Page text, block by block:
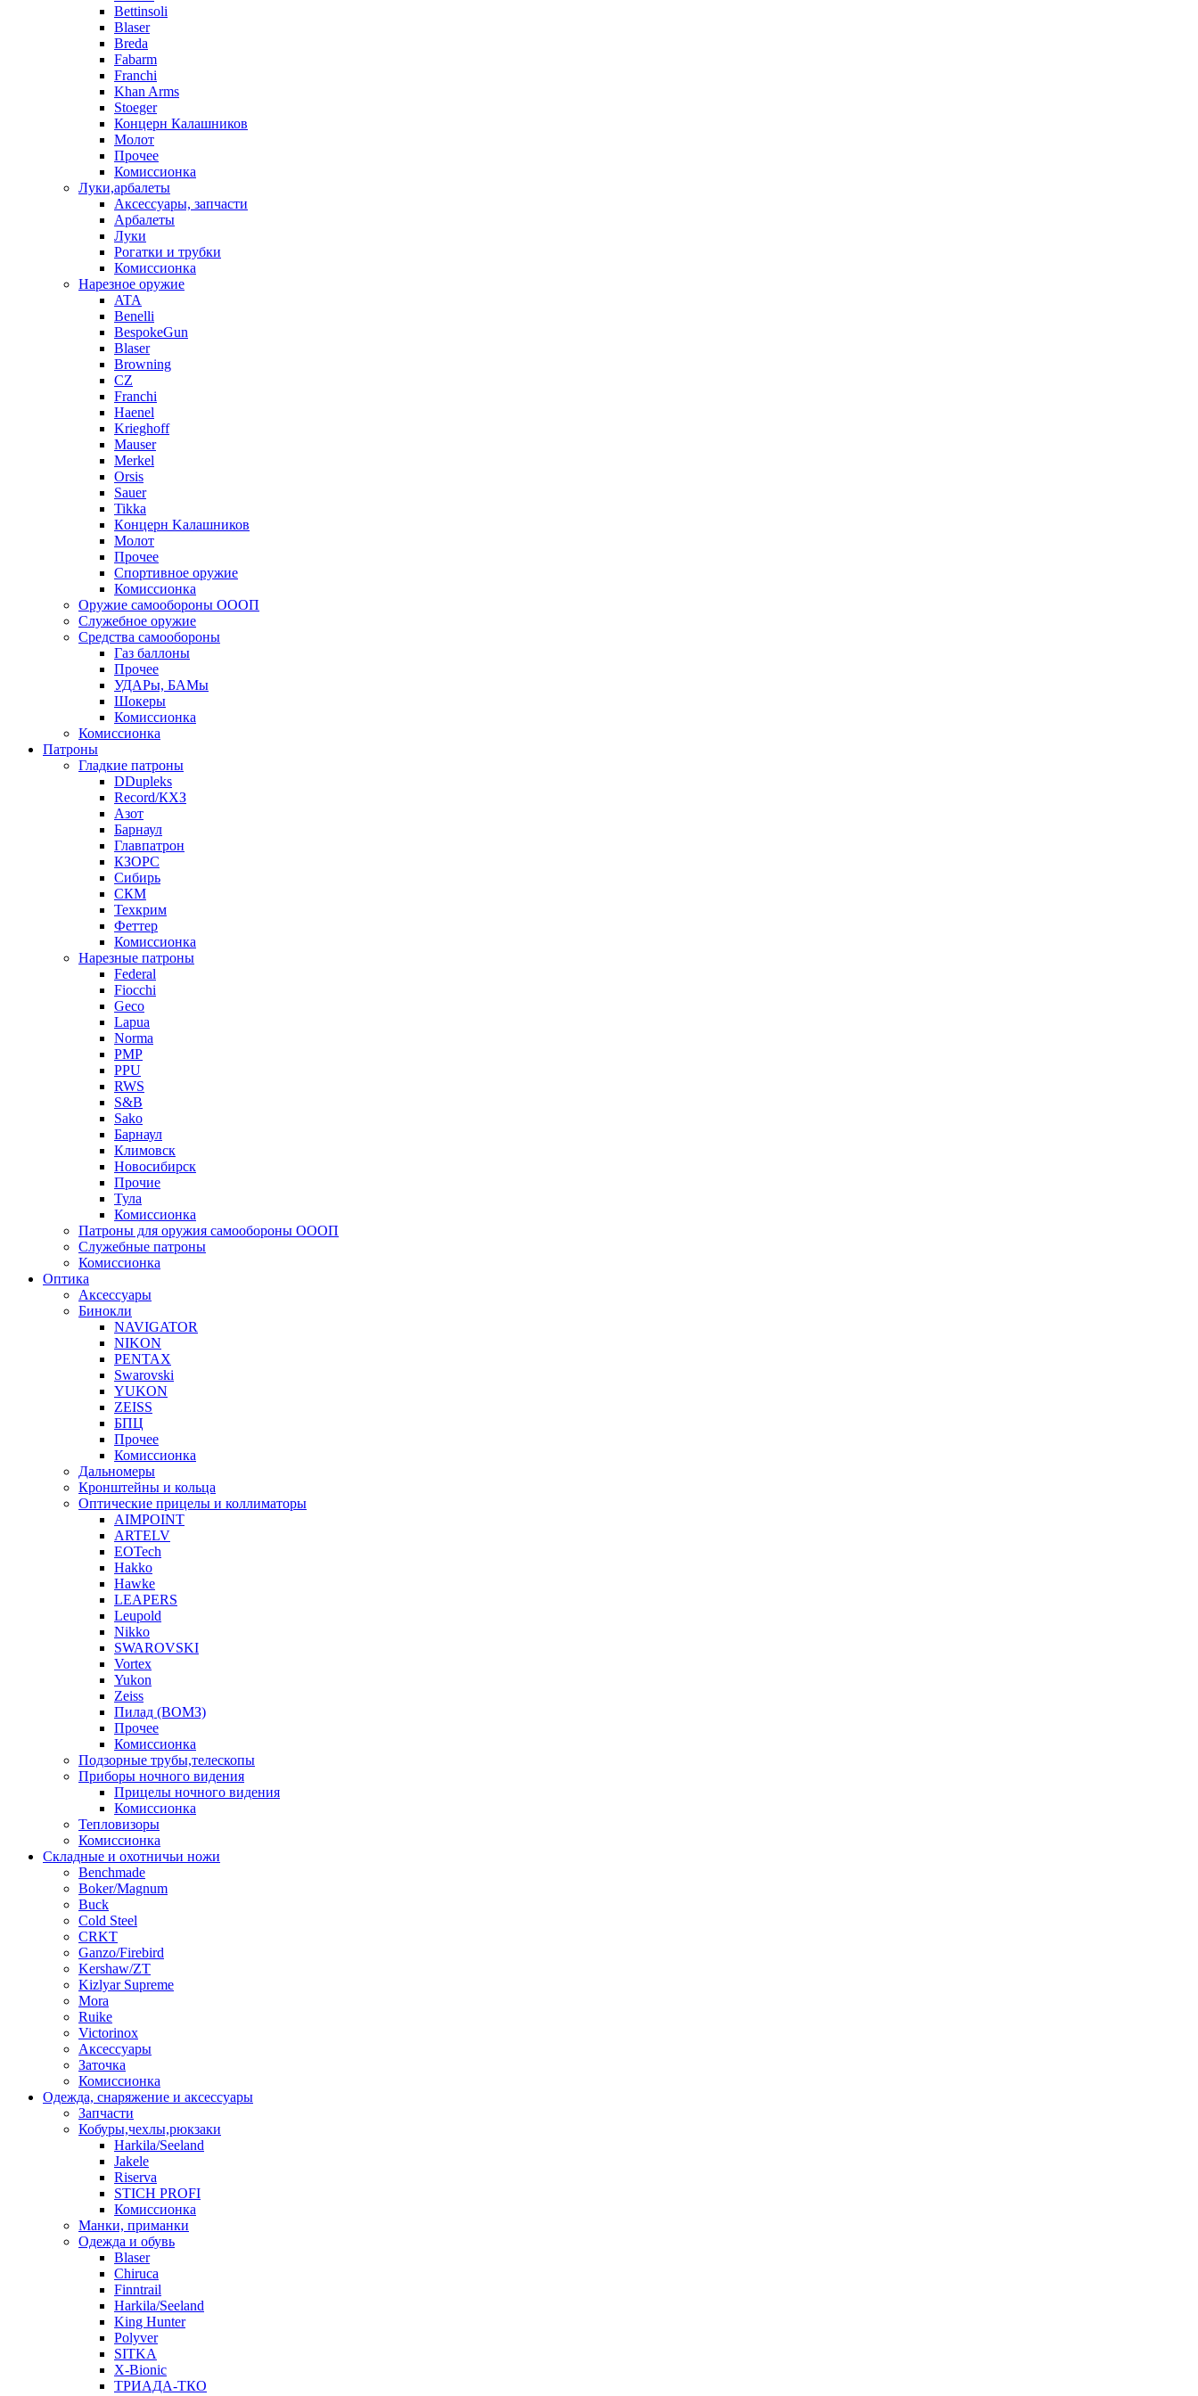
Bettinsoli
Blaser
Breda
Fabarm
Franchi
Khan Arms
Stoeger
Концерн Калашников
Молот
Прочее
Комиссионка
Луки,арбалеты
Аксессуары, запчасти
Арбалеты
Луки
Рогатки и трубки
Комиссионка
Нарезное оружие
ATA
Benelli
BespokeGun
Blaser
Browning
CZ
Franchi
Haenel
Krieghoff
Mauser
Merkel
Orsis
Sauer
Tikka
Кoнцеpн Kалашников
Молот
Прочее
Спортивное оружие
Комиссионка
Оружие самообороны ОООП
Служебное оружие
Средства самообороны
Газ баллоны
Прочее
УДАРы, БАМы
Шокеры
Комиссионка
Комиссионка
Патроны
Гладкие патроны
DDupleks
Record/КХЗ
Азот
Барнаул
Главпатрон
КЗОРС
Сибирь
СКМ
Техкрим
Феттер
Комиссионка
Нарезные патроны
Federal
Fiocchi
Geco
Lapua
Norma
PMP
PPU
RWS
S&B
Sako
Барнаул
Климовск
Новосибирск
Прочие
Тула
Комиссионка
Патроны для оружия самообороны ОООП
Служебные патроны
Комиссионка
Оптика
Аксессуары
Бинокли
NAVIGATOR
NIKON
PENTAX
Swarovski
YUKON
ZEISS
БПЦ
Прочее
Комиссионка
Дальномеры
Кронштейны и кольца
Оптические прицелы и коллиматоры
AIMPOINT
ARTELV
EOTech
Hakko
Hawke
LEAPERS
Leupold
Nikko
SWAROVSKI
Vortex
Yukon
Zeiss
Пилад (ВОМЗ)
Прочее
Комиссионка
Подзорные трубы,телескопы
Приборы ночного видения
Прицелы ночного видения
Комиссионка
Тепловизоры
Комиссионка
Складные и охотничьи ножи
Benchmade
Boker/Magnum
Buck
Cold Steel
CRKT
Ganzo/Firebird
Kershaw/ZT
Kizlyar Supreme
Mora
Ruike
Victorinox
Аксессуары
Заточка
Комиссионка
Одежда, снаряжение и аксессуары
Запчасти
Кобуры,чехлы,рюкзаки
Harkila/Seeland
Jakele
Riserva
STICH PROFI
Комиссионка
Манки, приманки
Одежда и обувь
Blaser
Chiruca
Finntrail
Harkila/Seeland
King Hunter
Polyver
SITKA
X-Bionic
ТРИАДА-ТКО